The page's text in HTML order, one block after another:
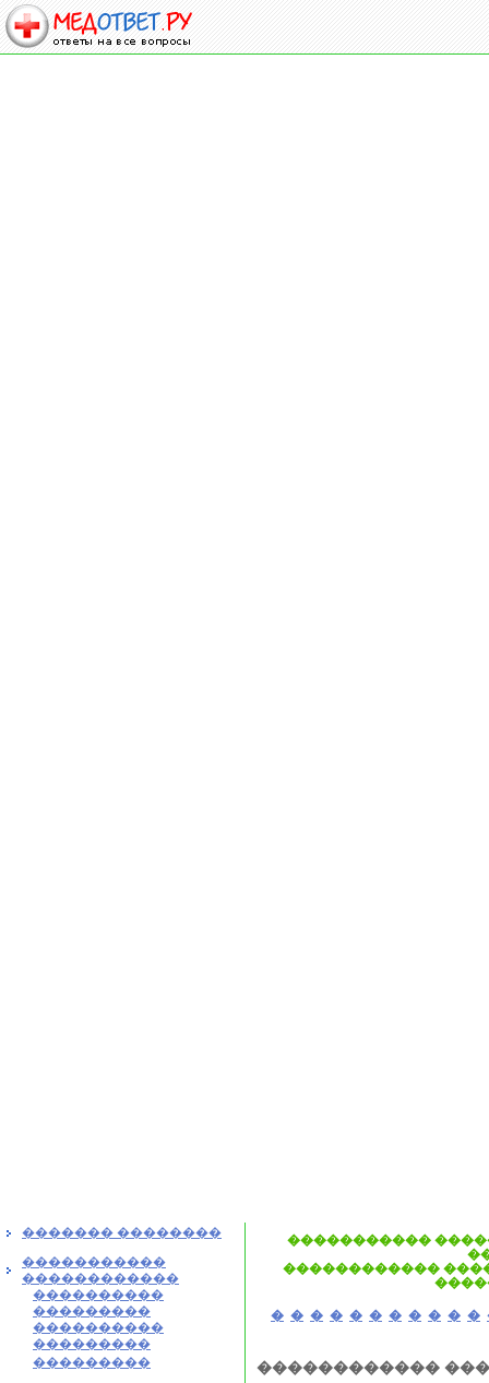
������� ��������
�����������
������������
����������
���������
����������
���������
���������
�����������
������������
� � � � � � � � � � �
������������